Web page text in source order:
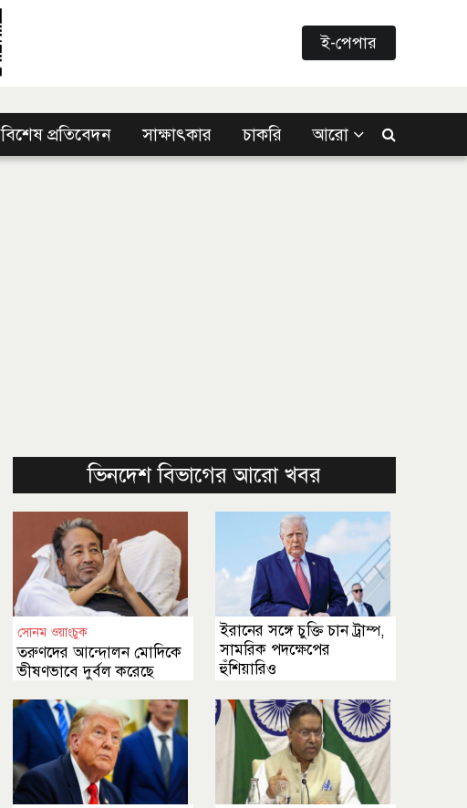
ই-পেপার
বিশেষ প্রতিবেদন সাক্ষাৎকার চাকরি আরো
ভিনদেশ বিভাগের আরো খবর
সোনম ওয়াংচুক
তরুণদের আন্দোলন মোদিকে
ভীষণভাবে দুর্বল করেছে
ইরানের সঙ্গে চুক্তি চান ট্রাম্প,
সামরিক পদক্ষেপের
হুঁশিয়ারিও